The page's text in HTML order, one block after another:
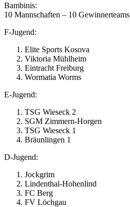
Bambinis:
10 Mannschaften – 10 Gewinnerteams
F-Jugend:
Elite Sports Kosova
Viktoria Mühlheim
Eintracht Freiburg
Wormatia Worms
E-Jugend:
TSG Wieseck 2
SGM Zimmern-Horgen
TSG Wieseck 1
Bräunlingen 1
D-Jugend:
Jockgrim
Lindenthal-Hohenlind
FC Berg
FV Löchgau